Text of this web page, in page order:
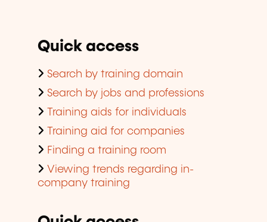
Quick access
Search by training domain
Search by jobs and professions
Training aids for individuals
Training aid for companies
Finding a training room
Viewing trends regarding in-
company training